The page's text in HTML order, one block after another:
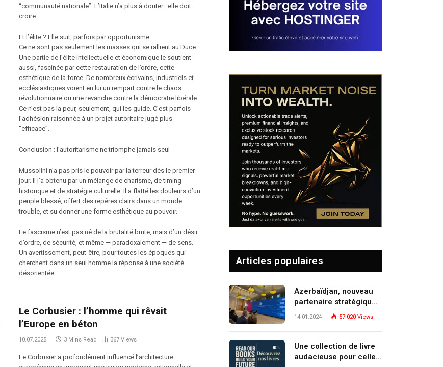
“communauté nationale”. L’Italie n’a plus à douter : elle doit
croire.
Et l’élite ? Elle suit, parfois par opportunisme
Ce ne sont pas seulement les masses qui se rallient au Duce.
Une partie de l’élite intellectuelle et économique le soutient
aussi, fascinée par cette restauration de l’ordre, cette
esthétique de la force. De nombreux écrivains, industriels et
ecclésiastiques voient en lui un rempart contre le chaos
révolutionnaire ou une revanche contre la démocratie libérale.
Ce n’est pas la peur, seulement, qui les guide. C’est parfois
l’adhésion raisonnée à un projet autoritaire jugé plus
“efficace”.
Conclusion : l’autoritarisme ne triomphe jamais seul
Mussolini n’a pas pris le pouvoir par la terreur dès le premier
jour. Il l’a obtenu par un mélange de charisme, de timing
historique et de stratégie culturelle. Il a flatté les douleurs d’un
peuple blessé, offert des repères clairs dans un monde
trouble, et su donner une forme esthétique au pouvoir.
Le fascisme n’est pas né de la brutalité brute, mais d’un désir
d’ordre, de sécurité, et même — paradoxalement — de sens.
Un avertissement, peut-être, pour toutes les époques qui
cherchent dans un seul homme la réponse à une société
désorientée.
Le Corbusier : l’homme qui rêvait
l’Europe en béton
10.07.2025 3 Mins Read 367 Views
Le Corbusier a profondément influencé l’architecture
Articles populaires
Azerbaïdjan, nouveau
partenaire stratégique
de l’Union européenne
14.01.2024 57 020 Views
Une collection de livre
audacieuse pour celles